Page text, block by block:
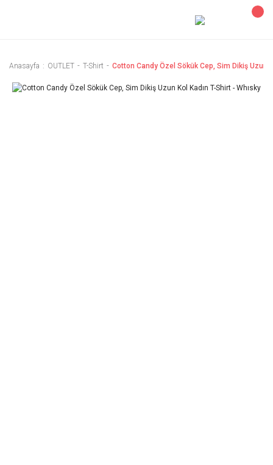
Anasayfa OUTLET T-Shirt Cotton Candy Özel Sökük Cep, Sim Dikiş Uzun